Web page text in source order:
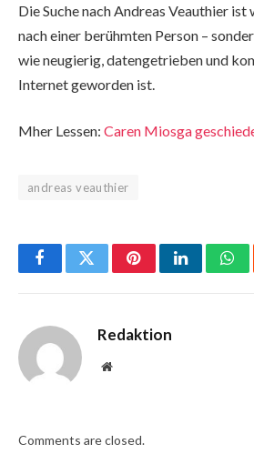
Die Suche nach Andreas Veauthier ist
nach einer berühmten Person –
wie neugierig, datengetrieben und
Internet geworden ist.
Mher Lessen: Caren Miosga
andreas veauthier
FacebookTwitterPinterestLinkedIn
Redaktion
Website
Comments are closed.